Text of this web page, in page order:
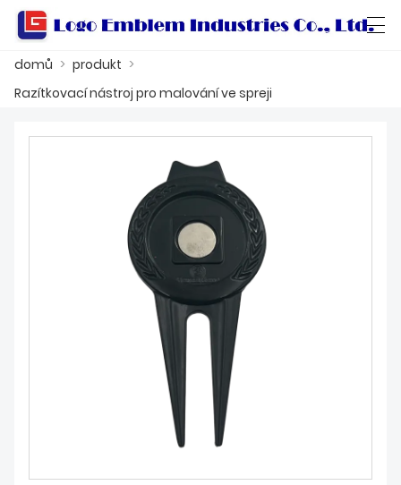
PRODUKTOVÝ KATALOG
العربية বাংলা ভাষার
domů > produkt >
Razítkovací nástroj pro malování ve spreji